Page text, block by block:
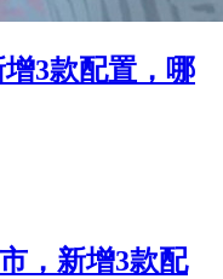
3款配置，哪
，新增3款配